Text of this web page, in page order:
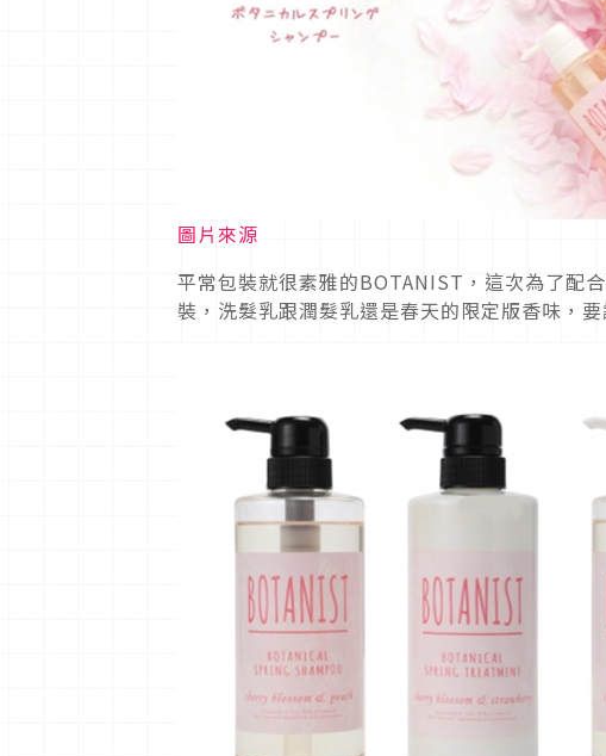
圖片來源
平常包裝就很素雅的BOTANIST，這次為了配
裝，洗髮乳跟潤髮乳還是春天的限定版香味，